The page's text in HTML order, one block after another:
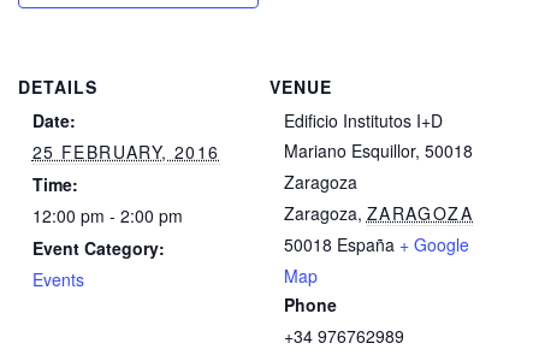
DETAILS
Date:
25 FEBRUARY, 2016
Time:
12:00 pm - 2:00 pm
Event Category:
Events
VENUE
Edificio Institutos I+D
Mariano Esquillor, 50018
Zaragoza
Zaragoza, ZARAGOZA
50018 España + Google
Map
Phone
+34 976762989